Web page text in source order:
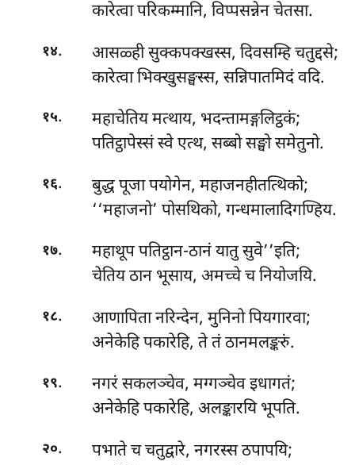
कारेत्वा परिकम्मानि, विप्पसन्नेन चेतसा.
१४.
आसळ्ही सुक्कपक्खस्स, दिवसम्हि चतुद्दसे;
कारेत्वा भिक्खुसङ्घस्स, सन्निपातमिदं वदि.
१५.
महाचेतिय मत्थाय, भदन्तामङ्गलिट्ठकं;
पतिट्ठापेस्सं स्वे एत्थ, सब्बो सङ्घो समेतुनो.
१६.
बुद्ध पूजा पयोगेन, महाजनहीतत्थिको;
‘‘महाजनो’ पोसथिको, गन्धमालादिगण्हिय.
१७.
महाथूप पतिट्ठान-ठानं यातु सुवे’’इति;
चेतिय ठान भूसाय, अमच्चे च नियोजयि.
१८.
आणापिता नरिन्देन, मुनिनो पियगारवा;
अनेकेहि पकारेहि, ते तं ठानमलङ्करुं.
१९.
नगरं सकलञ्चेव, मग्गञ्चेव इधागतं;
अनेकेहि पकारेहि, अलङ्कारयि भूपति.
२०.
पभाते च चतुद्वारे, नगरस्स ठपापयि;